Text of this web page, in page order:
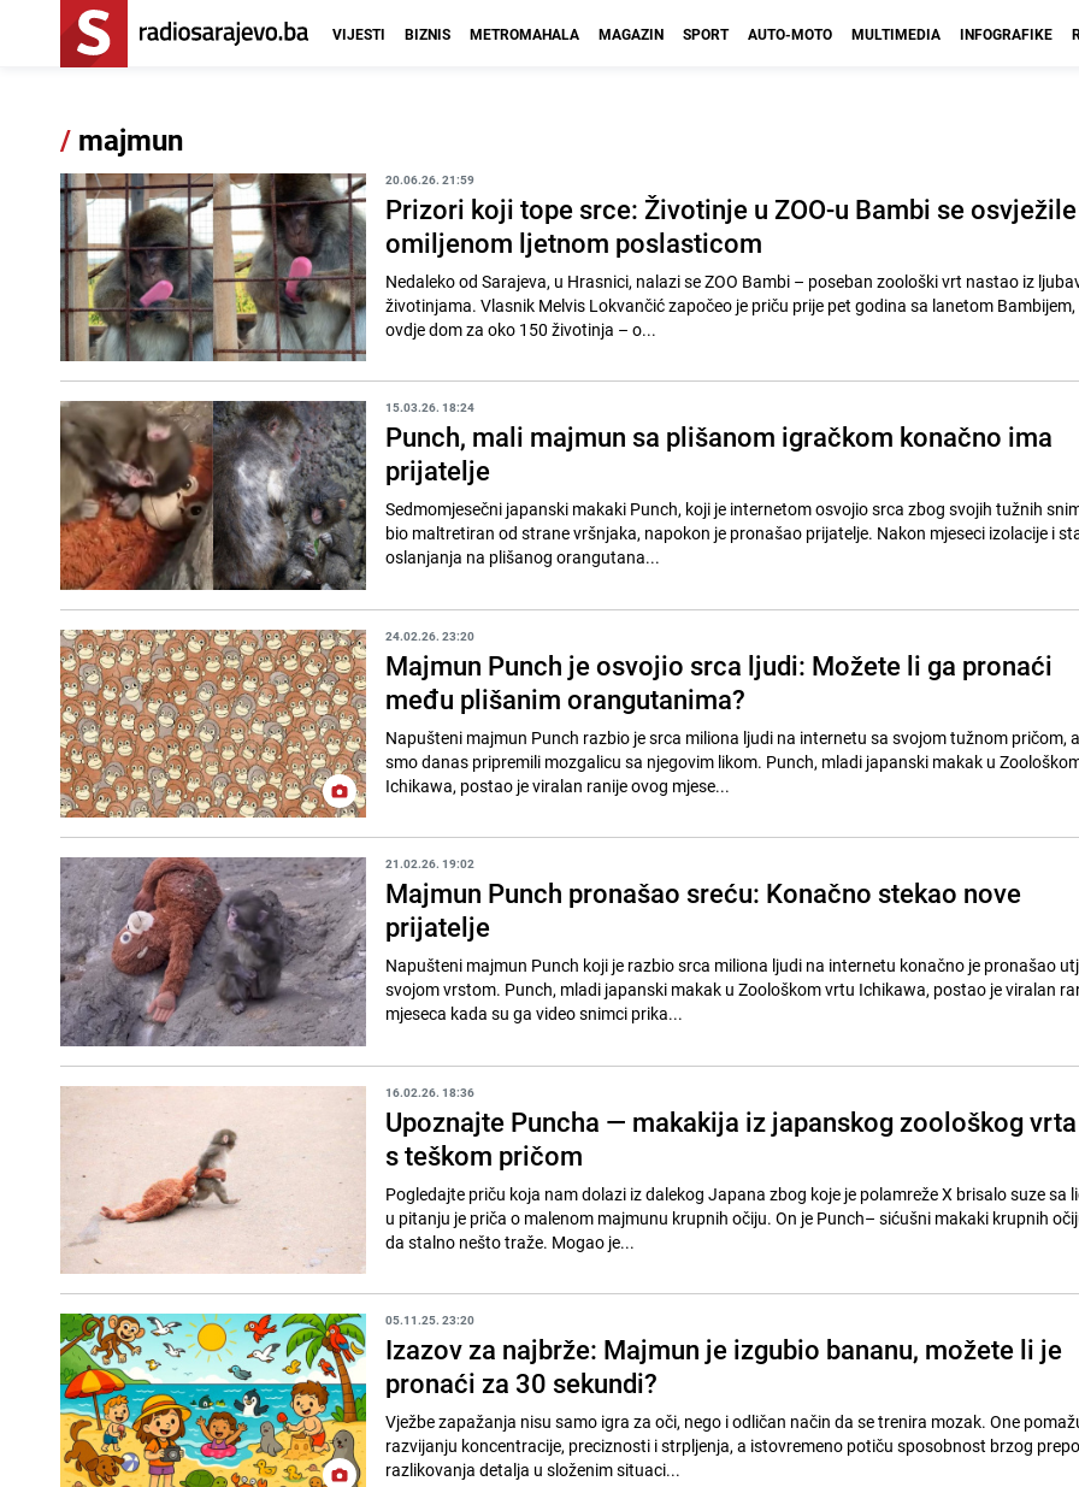
VIJESTI BIZNIS METROMAHALA MAGAZIN SPORT AUTO-MOTO MULTIMEDIA INFOGRAFIKE
/ majmun
20.06.26. 21:59
Prizori koji tope srce: Životinje u ZOO-u Bambi se osvježile
omiljenom ljetnom poslasticom
Nedaleko od Sarajeva, u Hrasnici, nalazi se ZOO Bambi – poseban zoološki vrt nastao iz
životinjama. Vlasnik Melvis Lokvančić započeo je priču prije pet godina sa lanetom Bambijem,
ovdje dom za oko 150 životinja – o...
15.03.26. 18:24
Punch, mali majmun sa plišanom igračkom konačno ima
prijatelje
Sedmomjesečni japanski makaki Punch, koji je internetom osvojio srca zbog svojih tužnih
bio maltretiran od strane vršnjaka, napokon je pronašao prijatelje. Nakon mjeseci izolacije i
oslanjanja na plišanog orangutana...
24.02.26. 23:20
Majmun Punch je osvojio srca ljudi: Možete li ga pronaći
među plišanim orangutanima?
Napušteni majmun Punch razbio je srca miliona ljudi na internetu sa svojom tužnom pričom,
smo danas pripremili mozgalicu sa njegovim likom. Punch, mladi japanski makak u
Ichikawa, postao je viralan ranije ovog mjese...
21.02.26. 19:02
Majmun Punch pronašao sreću: Konačno stekao nove
prijatelje
Napušteni majmun Punch koji je razbio srca miliona ljudi na internetu konačno je pronašao
svojom vrstom. Punch, mladi japanski makak u Zoološkom vrtu Ichikawa, postao je viralan
mjeseca kada su ga video snimci prika...
16.02.26. 18:36
Upoznajte Puncha — makakija iz japanskog zoološkog vrta
s teškom pričom
Pogledajte priču koja nam dolazi iz dalekog Japana zbog koje je polamreže X brisalo suze sa
u pitanju je priča o malenom majmunu krupnih očiju. On je Punch– sićušni makaki krupnih
da stalno nešto traže. Mogao je...
05.11.25. 23:20
Izazov za najbrže: Majmun je izgubio bananu, možete li je
pronaći za 30 sekundi?
Vježbe zapažanja nisu samo igra za oči, nego i odličan način da se trenira mozak. One
razvijanju koncentracije, preciznosti i strpljenja, a istovremeno potiču sposobnost brzog
razlikovanja detalja u složenim situaci...